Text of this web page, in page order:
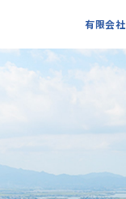
有限会社